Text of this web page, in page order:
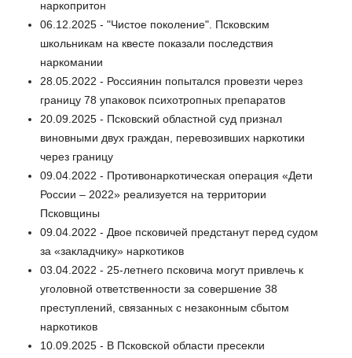
наркопритон
06.12.2025 - "Чистое поколение". Псковским
школьникам на квесте показали последствия
наркомании
28.05.2022 - Россиянин попытался провезти через
границу 78 упаковок психотропных препаратов
20.09.2025 - Псковский областной суд признал
виновными двух граждан, перевозивших наркотики
через границу
09.04.2022 - Противонаркотическая операция «Дети
России – 2022» реализуется на территории
Псковщины
09.04.2022 - Двое псковичей предстанут перед судом
за «закладчику» наркотиков
03.04.2022 - 25-летнего псковича могут привлечь к
уголовной ответственности за совершение 38
преступлений, связанных с незаконным сбытом
наркотиков
10.09.2025 - В Псковской области пресекли